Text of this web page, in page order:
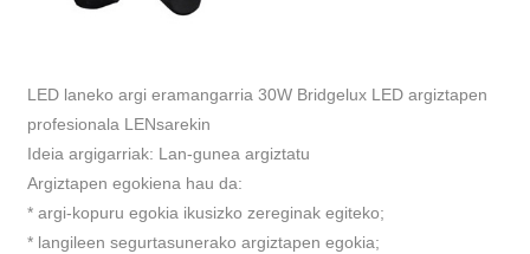
LED laneko argi eramangarria 30W Bridgelux LED argiztapen
profesionala LENsarekin
Ideia argigarriak: Lan-gunea argiztatu
Argiztapen egokiena hau da:
* argi-kopuru egokia ikusizko zereginak egiteko;
* langileen segurtasunerako argiztapen egokia;